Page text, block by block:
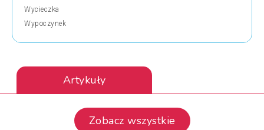
Wycieczka
Wypoczynek
Artykuły
Zobacz wszystkie